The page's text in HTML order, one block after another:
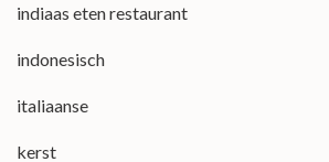
indiaas eten restaurant
indonesisch
italiaanse
kerst